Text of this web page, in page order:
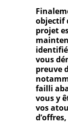
objectif
projet
vous
preuve
failli
vous y
vos